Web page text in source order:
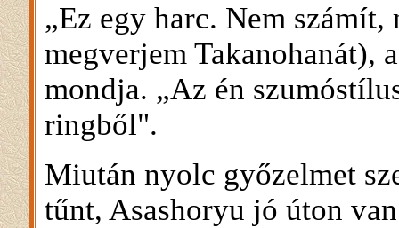
„Ez egy harc. Nem
megverjem Takanohanát),
mondja. „Az én
ringből".
Miután nyolc győzelmet
tűnt, Asashoryu jó úton